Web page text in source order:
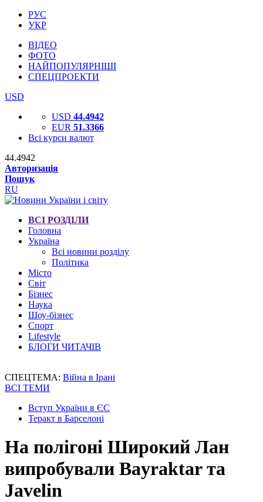
РУС
УКР
ВІДЕО
ФОТО
НАЙПОПУЛЯРНІШІ
СПЕЦПРОЕКТИ
USD
USD 44.4942
EUR 51.3366
Всі курси валют
44.4942
Авторизація
Пошук
RU
ВСІ РОЗДІЛИ
Головна
Україна
Всі новини розділу
Політика
Місто
Світ
Бізнес
Наука
Шоу-бізнес
Спорт
Lifestyle
БЛОГИ ЧИТАЧІВ
СПЕЦТЕМА: Війна в Ірані
ВСІ ТЕМИ
Вступ України в ЄС
Теракт в Барселоні
На полігоні Широкий Лан
випробували Bayraktar та
Javelin